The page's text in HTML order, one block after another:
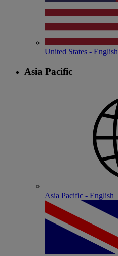
United States - English
Asia Pacific
Asia Pacific - English